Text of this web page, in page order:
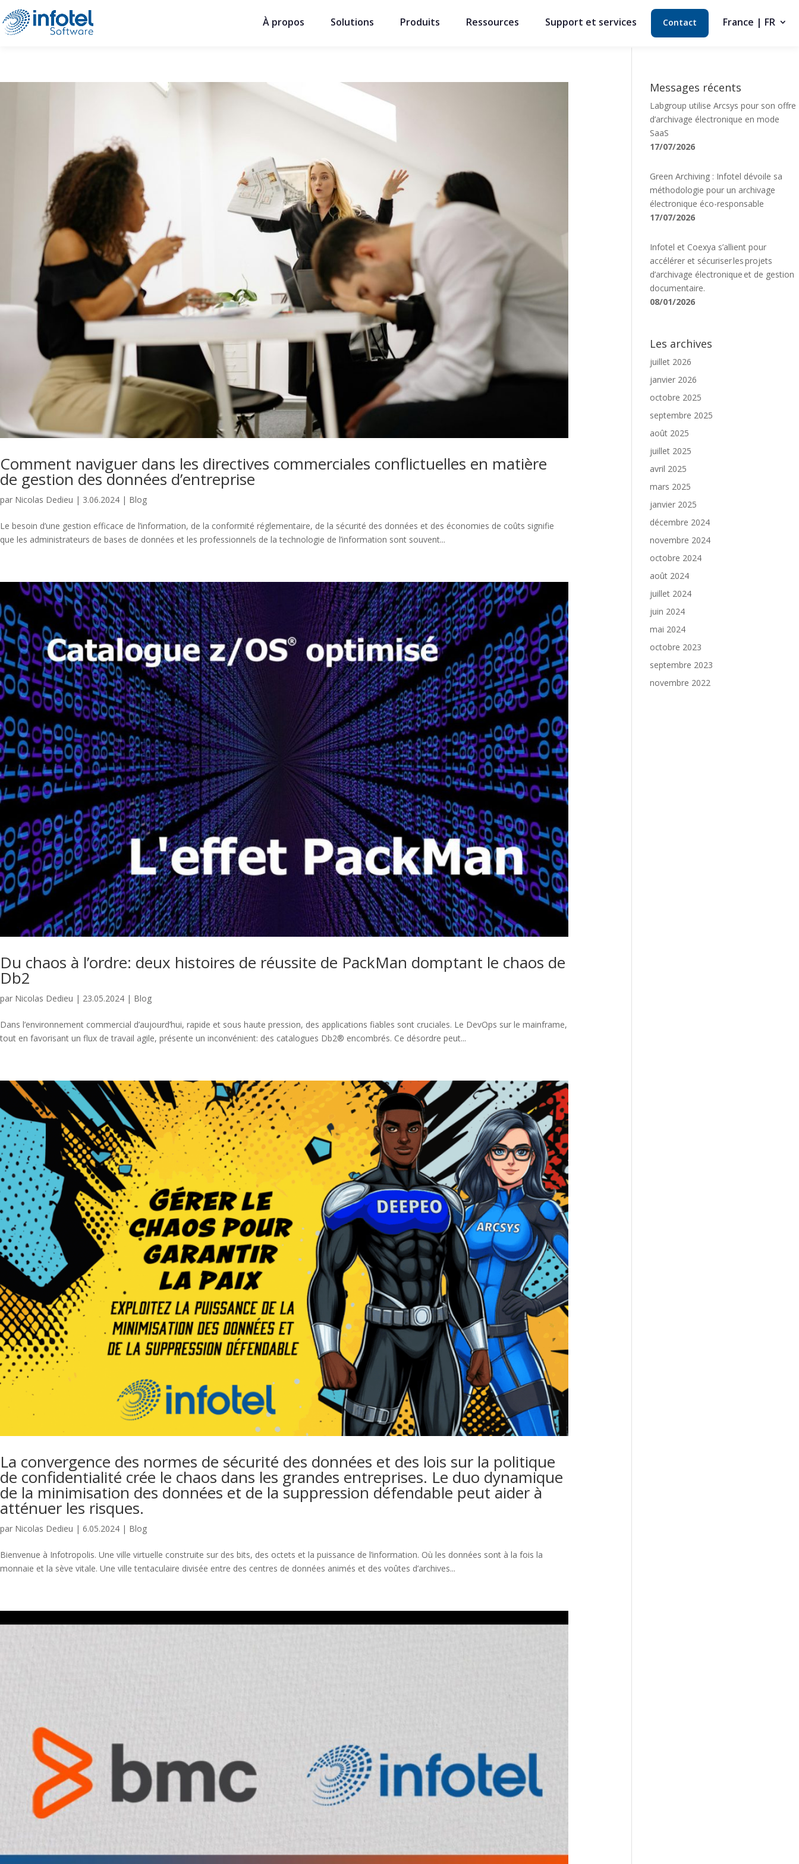
À propos Solutions Produits Ressources Support et services Contact France | FR
Comment naviguer dans les directives commerciales conflictuelles en matière
de gestion des données d’entreprise
par Nicolas Dedieu | 3.06.2024 | Blog
Le besoin d’une gestion efficace de l’information, de la conformité réglementaire, de la sécurité des données et des économies de coûts signifie
que les administrateurs de bases de données et les professionnels de la technologie de l’information sont souvent...
Du chaos à l’ordre: deux histoires de réussite de PackMan domptant le chaos de
Db2
par Nicolas Dedieu | 23.05.2024 | Blog
Dans l’environnement commercial d’aujourd’hui, rapide et sous haute pression, des applications fiables sont cruciales. Le DevOps sur le mainframe,
tout en favorisant un flux de travail agile, présente un inconvénient: des catalogues Db2® encombrés. Ce désordre peut...
La convergence des normes de sécurité des données et des lois sur la politique
de confidentialité crée le chaos dans les grandes entreprises. Le duo dynamique
de la minimisation des données et de la suppression défendable peut aider à
atténuer les risques.
par Nicolas Dedieu | 6.05.2024 | Blog
Bienvenue à Infotropolis. Une ville virtuelle construite sur des bits, des octets et la puissance de l’information. Où les données sont à la fois la
monnaie et la sève vitale. Une ville tentaculaire divisée entre des centres de données animés et des voûtes d’archives...
Messages récents
Labgroup utilise Arcsys pour son offre
d’archivage électronique en mode
SaaS
17/07/2026
Green Archiving : Infotel dévoile sa
méthodologie pour un archivage
électronique éco-responsable
17/07/2026
Infotel et Coexya s’allient pour
accélérer et sécuriser les projets
d’archivage électronique et de gestion
documentaire.
08/01/2026
Les archives
juillet 2026
janvier 2026
octobre 2025
septembre 2025
août 2025
juillet 2025
avril 2025
mars 2025
janvier 2025
décembre 2024
novembre 2024
octobre 2024
août 2024
juillet 2024
juin 2024
mai 2024
octobre 2023
septembre 2023
novembre 2022